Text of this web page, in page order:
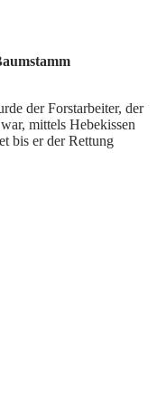
der Forstarbeiter, der
mittels Hebekissen
bis er der Rettung